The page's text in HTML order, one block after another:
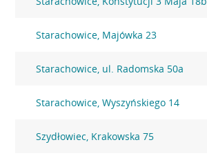
Starachowice, Majówka 23
Starachowice, ul. Radomska 50a
Starachowice, Wyszyńskiego 14
Szydłowiec, Krakowska 75